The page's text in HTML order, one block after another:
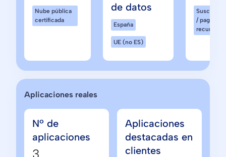
Nube pública
certificada
de datos
España
UE (no ES)
/ pago
recurrente
Aplicaciones reales
Nº de
aplicaciones
3
Aplicaciones
destacadas en
clientes